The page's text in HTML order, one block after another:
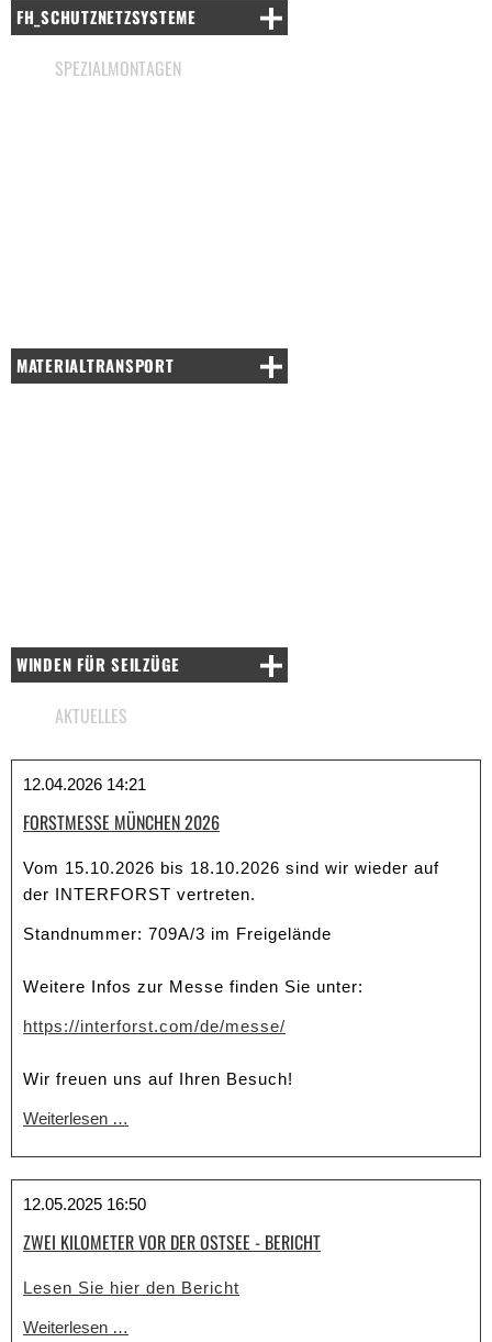
FH_SCHUTZNETZSYSTEME
SPEZIALMONTAGEN
MATERIALTRANSPORT
WINDEN FÜR SEILZÜGE
AKTUELLES
12.04.2026 14:21
FORSTMESSE MÜNCHEN 2026
Vom 15.10.2026 bis 18.10.2026 sind wir wieder auf
der INTERFORST vertreten.
Standnummer: 709A/3 im Freigelände
Weitere Infos zur Messe finden Sie unter:
https://interforst.com/de/messe/
Wir freuen uns auf Ihren Besuch!
Weiterlesen …
12.05.2025 16:50
ZWEI KILOMETER VOR DER OSTSEE - BERICHT
Lesen Sie hier den Bericht
Weiterlesen …